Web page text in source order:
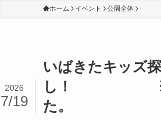
ホーム イベント 公園全体
いばきたキッズ
し！ ※定員
2026
7/19